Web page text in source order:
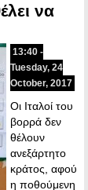
να
13:40 -
Tuesday, 24
October, 2017
Οι Ιταλοί του
βορρά δεν
θέλουν
ανεξάρτητο
κράτος, αφού
η ποθούμενη